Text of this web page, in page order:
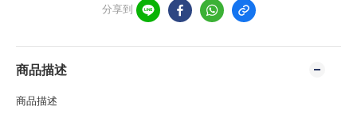
分享到
商品描述
商品描述